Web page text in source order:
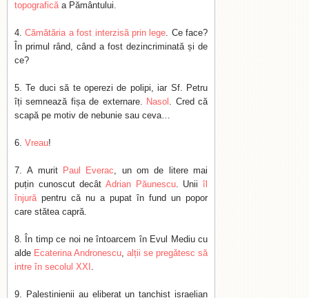
topograficăa Pământului.
Cămătăria a fost interzisă prin lege. Ce face?
În primul rând, când a fost dezincriminată și de
ce?
Te duci să te operezi de polipi, iar Sf. Petru
îți semnează fișa de externare. Nasol . Cred că
scapă pe motiv de nebunie sau ceva…
Vreau!
A murit Paul Everac, un om de litere mai
puțin cunoscut decât Adrian Păunescu. Uniiîl
înjurăpentru că nu a pupat în fund un popor
care stătea capră.
În timp ce noi ne întoarcem în Evul Mediu cu
alde Ecaterina Andronescu, alții se pregătesc să
intre în secolul XXI .
Palestinienii au eliberat un tanchist israelian